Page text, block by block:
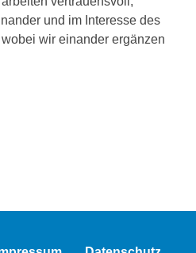
und im Interesse des
wir einander ergänzen